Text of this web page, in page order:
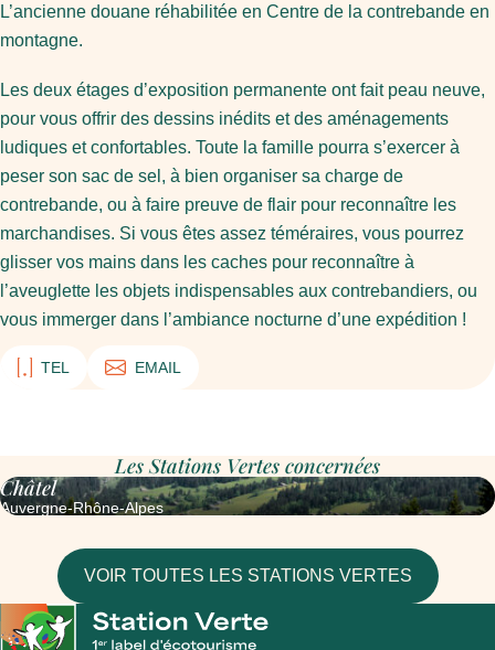
L’ancienne douane réhabilitée en Centre de la contrebande en
montagne.
Les deux étages d’exposition permanente ont fait peau neuve,
pour vous offrir des dessins inédits et des aménagements
ludiques et confortables. Toute la famille pourra s’exercer à
peser son sac de sel, à bien organiser sa charge de
contrebande, ou à faire preuve de flair pour reconnaître les
marchandises. Si vous êtes assez téméraires, vous pourrez
glisser vos mains dans les caches pour reconnaître à
l’aveuglette les objets indispensables aux contrebandiers, ou
vous immerger dans l’ambiance nocturne d’une expédition !
TEL EMAIL
Les Stations Vertes concernées
Châtel
Auvergne-Rhône-Alpes
VOIR TOUTES LES STATIONS VERTES